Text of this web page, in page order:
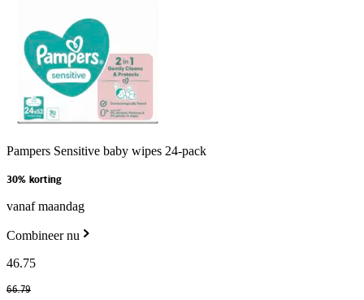
Pampers Sensitive baby wipes 24-pack
30% korting
vanaf maandag
Combineer nu
46.75
66.79